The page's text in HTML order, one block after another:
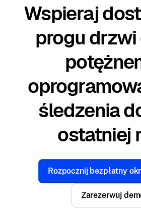
Wspieraj
progu
śledzenia
ostatniej
Rozpocznij bezpłatny
Zarezerwuj